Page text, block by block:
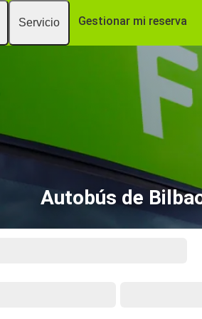
Servicio Gestionar mi reserva
Autobús de